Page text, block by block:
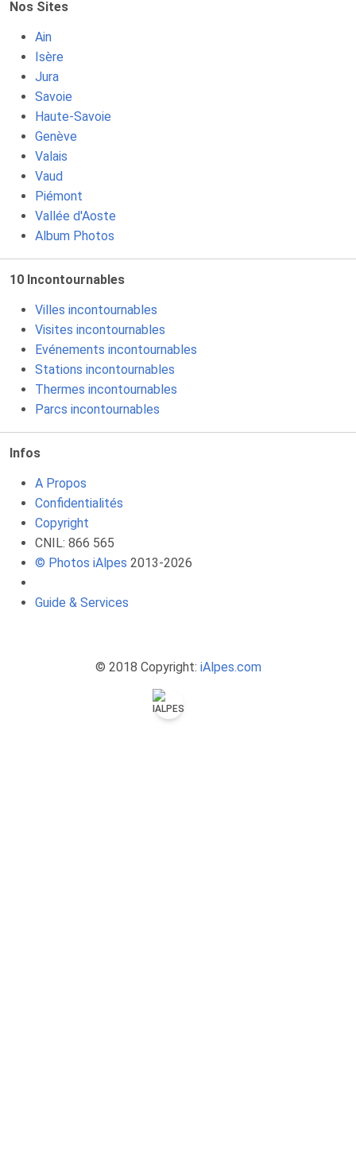
Nos Sites
Ain
Isère
Jura
Savoie
Haute-Savoie
Genève
Valais
Vaud
Piémont
Vallée d'Aoste
Album Photos
10 Incontournables
Villes incontournables
Visites incontournables
Evénements incontournables
Stations incontournables
Thermes incontournables
Parcs incontournables
Infos
A Propos
Confidentialités
Copyright
CNIL: 866 565
© Photos iAlpes 2013-2026
Guide & Services
© 2018 Copyright: iAlpes.com